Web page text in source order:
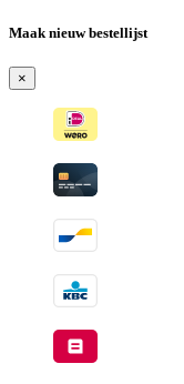
-
verzonden
wanneer
beschikbaar
Maak nieuw bestellijst
×